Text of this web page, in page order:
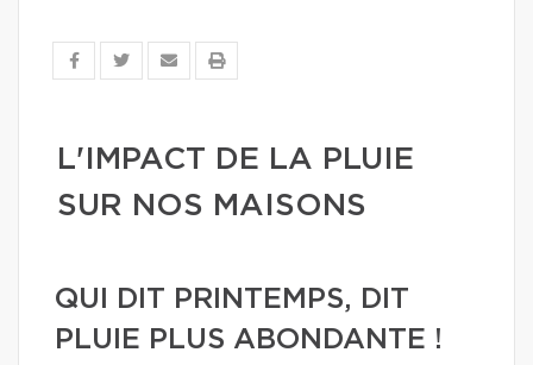
L'IMPACT DE LA PLUIE
SUR NOS MAISONS
QUI DIT PRINTEMPS, DIT
PLUIE PLUS ABONDANTE !